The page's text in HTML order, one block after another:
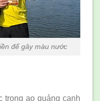
để gây màu nước
trong ao quảng canh